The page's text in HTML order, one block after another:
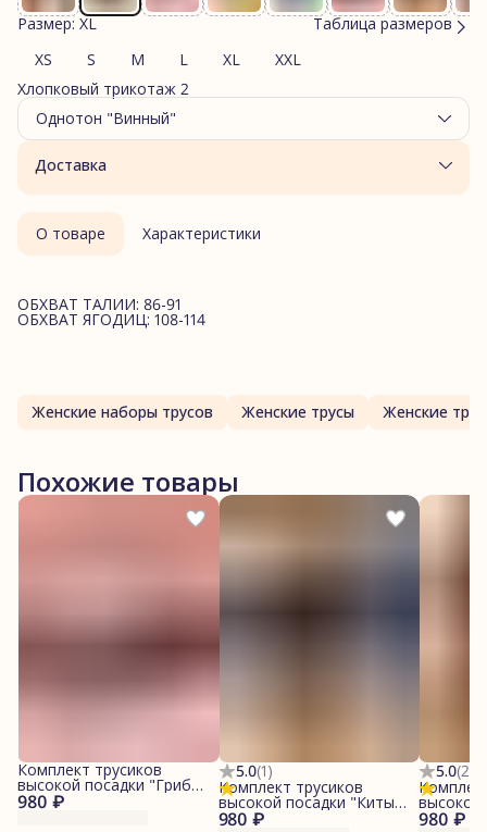
Размер: XL
Таблица размеров
XS
S M L XL
XXL
Хлопковый трикотаж 2
Однотон "Винный"
Доставка
О товаре Характеристики
ОБХВАТ ТАЛИИ: 86-91
ОБХВАТ ЯГОДИЦ: 108-114
Женские наборы трусов Женские трусы Женские
Похожие товары
980 ₽
Комплект трусиков
высокой посадки "Грибы/
Винный"
5.0(1)
980 ₽
Комплект трусиков
высокой посадки "Киты/
Синий"
5.0(2
980 ₽
высокой